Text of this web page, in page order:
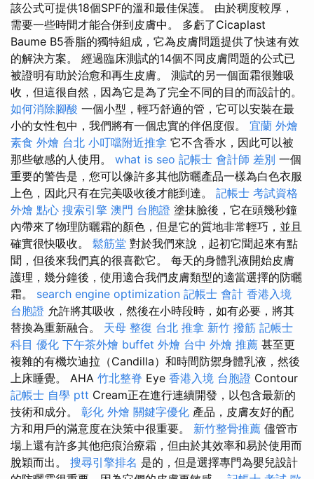
該公式可提供18個SPF的溫和最佳保護。 由於稠度較厚，
需要一些時間才能合併到皮膚中。 多虧了Cicaplast
Baume B5香脂的獨特組成，它為皮膚問題提供了快速有效
的解決方案。 經過臨床測試的14個不同皮膚問題的公式已
被證明有助於治愈和再生皮膚。 測試的另一個面霜很難吸
收，但這很自然，因為它是為了完全不同的目的而設計的。
如何消除腳酸 一個小型，輕巧舒適的管，它可以安裝在最
小的女性包中，我們將有一個忠實的伴侶度假。 宜蘭 外燴
素食 外燴 台北 小叮噹附近推拿 它不含香水，因此可以被
那些敏感的人使用。 what is seo 記帳士 會計師 差別 一個
重要的警告是，您可以像許多其他防曬產品一樣為白色衣服
上色，因此只有在完美吸收後才能到達。 記帳士 考試資格
外燴 點心 搜索引擎 澳門 台胞證 塗抹臉後，它在頭幾秒鐘
內帶來了物理防曬霜的顏色，但是它的質地非常輕巧，並且
確實很快吸收。 鬆筋堂 對於我們來說，起初它聞起來有點
聞，但後來我們真的很喜歡它。 每天的身體乳液開始皮膚
護理，幾分鐘後，使用適合我們皮膚類型的適當選擇的防曬
霜。 search engine optimization 記帳士 會計 香港入境
台胞證 允許將其吸收，然後在小時段時，如有必要，將其
替換為重新融合。 天母 整復 台北 推拿 新竹 撥筋 記帳士
科目 優化 下午茶外燴 buffet 外燴 台中 外燴 推薦 甚至更
複雜的有機坎迪拉（Candilla）和時間防禦身體乳液，然後
上床睡覺。 AHA 竹北整脊 Eye 香港入境 台胞證 Contour
記帳士 自學 ptt Cream正在進行連續開發，以包含最新的
技術和成分。 彰化 外燴 關鍵字優化 產品，皮膚友好的配
方和用戶的滿意度在決策中很重要。 新竹整骨推薦 儘管市
場上還有許多其他疤痕治療霜，但由於其效率和易於使用而
脫穎而出。 搜尋引擎排名 是的，但是選擇專門為嬰兒設計